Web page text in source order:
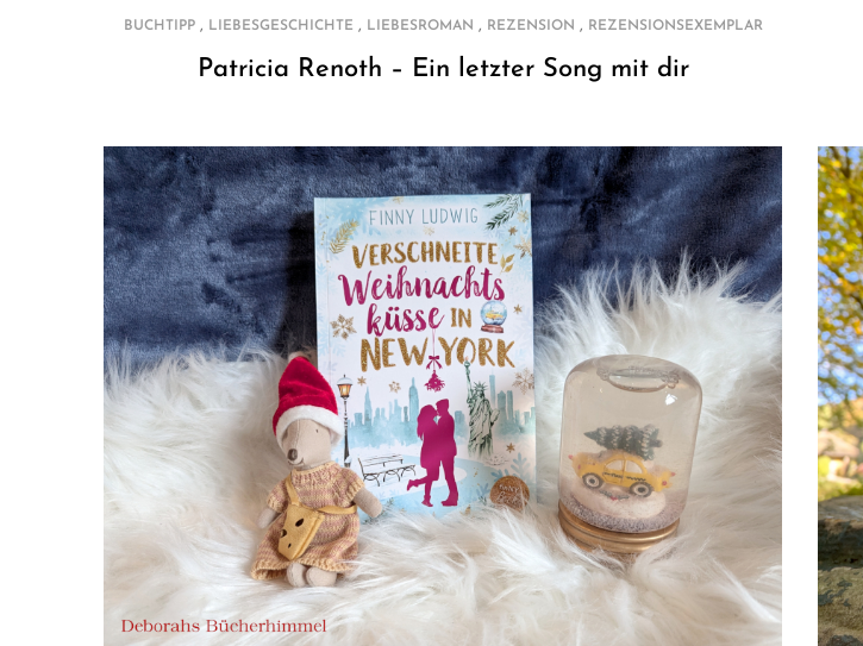
BUCHTIPP, LIEBESGESCHICHTE , LIEBESROMAN , REZENSION , REZENSIONSEXEMPLAR
Patricia Renoth – Ein letzter Song mit dir